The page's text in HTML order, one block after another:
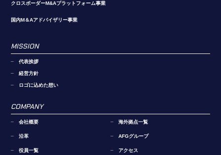
クロスボーダーM&Aプラットフォーム事業
国内M＆Aアドバイザリー事業
MISSION
代表挨拶
経営方針
ロゴに込めた想い
COMPANY
会社概要 海外拠点一覧
沿革 AFGグループ
役員一覧 アクセス